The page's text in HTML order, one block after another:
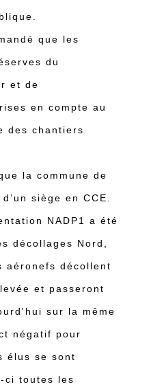
que les
du
et de
en compte au
des chantiers
la commune de
siège en CCE.
NADP1 a été
décollages Nord,
aéronefs décollent
et passeront
sur la même
négatif pour
élus se sont
ci toutes les